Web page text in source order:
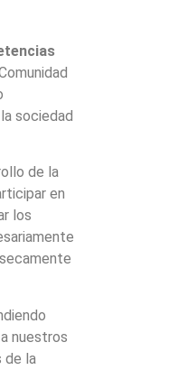
sociedad
de la
en
los
nuestros
de la